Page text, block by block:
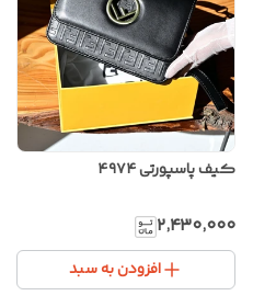
کیف پاسپورتی ۴۹۷۴
۲٬۴۳۰٬۰۰۰
افزودن به سبد